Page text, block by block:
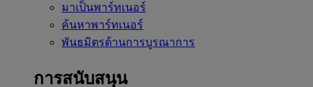
มาเป็นพาร์ทเนอร์
ค้นหาพาร์ทเนอร์
พันธมิตรด้านการบูรณาการ
การสนับสนุน